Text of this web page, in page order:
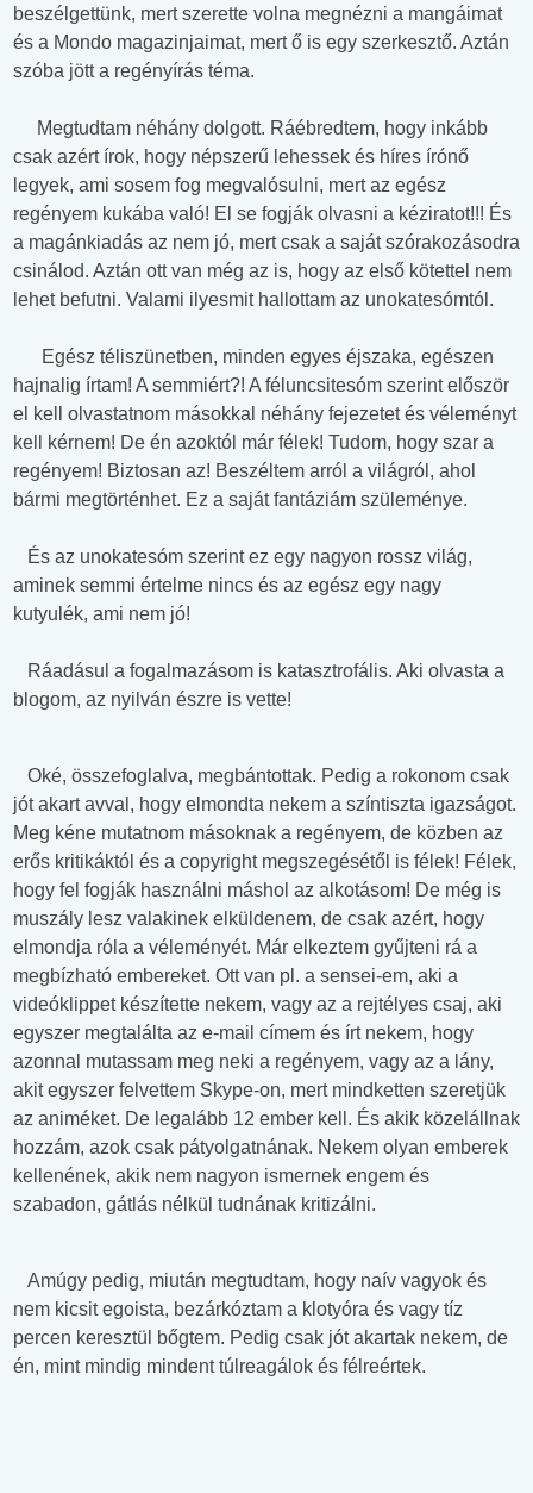
beszélgettünk, mert szerette volna megnézni a mangáimat
és a Mondo magazinjaimat, mert ő is egy szerkesztő. Aztán
szóba jött a regényírás téma.
Megtudtam néhány dolgott. Ráébredtem, hogy inkább
csak azért írok, hogy népszerű lehessek és híres írónő
legyek, ami sosem fog megvalósulni, mert az egész
regényem kukába való! El se fogják olvasni a kéziratot!!! És
a magánkiadás az nem jó, mert csak a saját szórakozásodra
csinálod. Aztán ott van még az is, hogy az első kötettel nem
lehet befutni. Valami ilyesmit hallottam az unokatesómtól.
Egész téliszünetben, minden egyes éjszaka, egészen
hajnalig írtam! A semmiért?! A féluncsitesóm szerint először
el kell olvastatnom másokkal néhány fejezetet és véleményt
kell kérnem! De én azoktól már félek! Tudom, hogy szar a
regényem! Biztosan az! Beszéltem arról a világról, ahol
bármi megtörténhet. Ez a saját fantáziám szüleménye.
És az unokatesóm szerint ez egy nagyon rossz világ,
aminek semmi értelme nincs és az egész egy nagy
kutyulék, ami nem jó!
Ráadásul a fogalmazásom is katasztrofális. Aki olvasta a
blogom, az nyilván észre is vette!
Oké, összefoglalva, megbántottak. Pedig a rokonom csak
jót akart avval, hogy elmondta nekem a színtiszta igazságot.
Meg kéne mutatnom másoknak a regényem, de közben az
erős kritikáktól és a copyright megszegésétől is félek! Félek,
hogy fel fogják használni máshol az alkotásom! De még is
muszály lesz valakinek elküldenem, de csak azért, hogy
elmondja róla a véleményét. Már elkeztem gyűjteni rá a
megbízható embereket. Ott van pl. a sensei-em, aki a
videóklippet készítette nekem, vagy az a rejtélyes csaj, aki
egyszer megtalálta az e-mail címem és írt nekem, hogy
azonnal mutassam meg neki a regényem, vagy az a lány,
akit egyszer felvettem Skype-on, mert mindketten szeretjük
az animéket. De legalább 12 ember kell. És akik közelállnak
hozzám, azok csak pátyolgatnának. Nekem olyan emberek
kellenének, akik nem nagyon ismernek engem és
szabadon, gátlás nélkül tudnának kritizálni.
Amúgy pedig, miután megtudtam, hogy naív vagyok és
nem kicsit egoista, bezárkóztam a klotyóra és vagy tíz
percen keresztül bőgtem. Pedig csak jót akartak nekem, de
én, mint mindig mindent túlreagálok és félreértek.